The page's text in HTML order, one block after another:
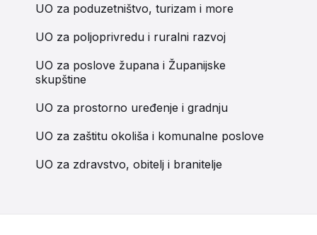
UO za poduzetništvo, turizam i more
UO za poljoprivredu i ruralni razvoj
UO za poslove župana i Županijske
skupštine
UO za prostorno uređenje i gradnju
UO za zaštitu okoliša i komunalne poslove
UO za zdravstvo, obitelj i branitelje